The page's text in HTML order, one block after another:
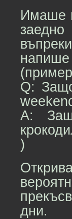
Имаше
напише
Q:
A:
)
дни.